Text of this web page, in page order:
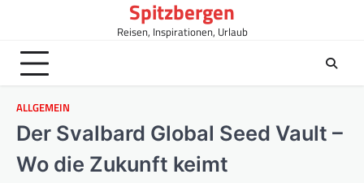
content
Spitzbergen
Reisen, Inspirationen, Urlaub
ALLGEMEIN
Der Svalbard Global Seed Vault –
Wo die Zukunft keimt